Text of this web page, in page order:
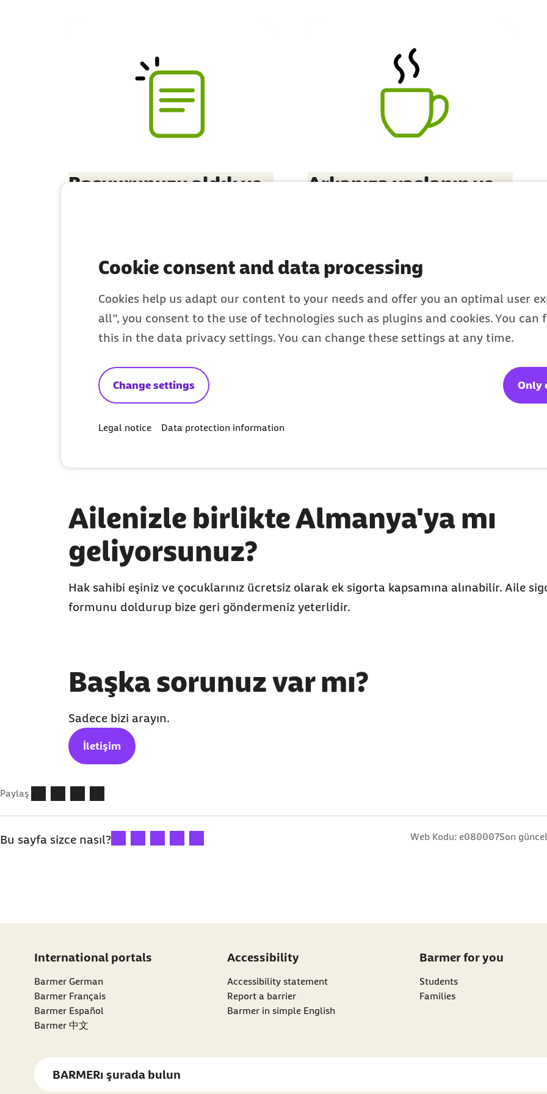
Cookie consent and data processing
Cookies help us adapt our content to your needs and offer you an optimal user
all”, you consent to the use of technologies such as plugins and cookies. You
this in the data privacy settings. You can change these settings at any time.
Change settings Only
Legal notice Data protection information
Başvurunuzu aldık ve
göndereceğiz
Arkanıza yaslanın ve
hallederiz.
Başvurunuzu hemen
inceleyeceğiz ve kısa
süre içinde size geri
dönüş yapacağız
Ailenizle birlikte Almanya'ya mı
geliyorsunuz?
Hak sahibi eşiniz ve çocuklarınız ücretsiz olarak ek sigorta kapsamına alınabilir. Aile
formunu doldurup bize geri göndermeniz yeterlidir.
Başka sorunuz var mı?
Sadece bizi arayın.
İletişim
Paylaş
Bu sayfa sizce nasıl?Değerlendirmeniz: 1 yıldız
Değerlendirmeniz: 2 yıldız
Değerlendirmeniz: 3 yıldız
Değerlendirmeniz: 4 yıldız
Değerlendirmeniz: 5 yıldız Web Kodu: e080007Son
International portals
Barmer German
Barmer Français
Barmer Español
Barmer 中文
Accessibility
Accessibility statement
Report a barrier
Barmer in simple English
Barmer for you
Students
Families
BARMERı şurada bulun